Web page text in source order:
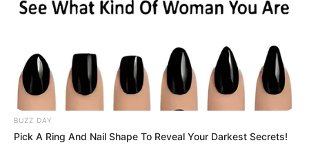
BUZZ DAY
Pick A Ring And Nail Shape To Reveal Your Darkest Secrets!